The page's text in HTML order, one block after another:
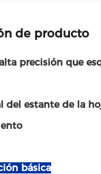
de producto
precisión que
del estante de la
básica